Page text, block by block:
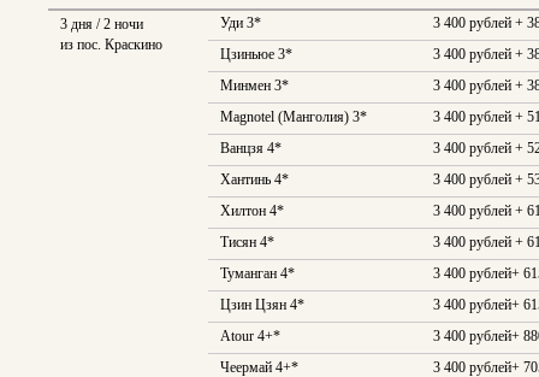
3 дня / 2 ночи
из пос. Краскино
Уди 3*
3 400 рублей +
Цзиньюе 3*
3 400 рублей +
Минмен 3*
3 400 рублей +
Magnotel (Манголия) 3*
3 400 рублей +
Ванцзя 4*
3 400 рублей +
Хантинь 4*
3 400 рублей +
Хилтон 4*
3 400 рублей +
Тисян 4*
3 400 рублей +
Туманган 4*
3 400 рублей+
Цзин Цзян 4*
3 400 рублей+
Atour 4+*
3 400 рублей+
Чеермай 4+*
3 400 рублей+